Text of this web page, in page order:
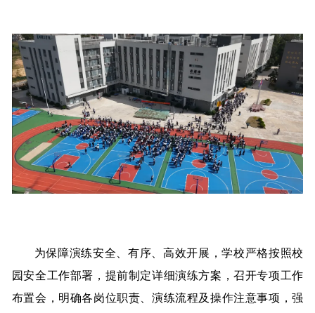
为保障演练安全、有序、高效开展，学校严格按照校
园安全工作部署，提前制定详细演练方案，召开专项工作
布置会，明确各岗位职责、演练流程及操作注意事项，强